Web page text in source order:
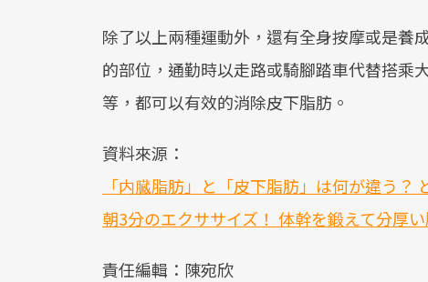
除了以上兩種運動外，還有全身按摩或是養
的部位，通勤時以走路或騎腳踏車代替搭乘
等，都可以有效的消除皮下脂肪。
資料來源：
「内臓脂肪」と「皮下脂肪」は何が違う？
朝3分のエクササイズ！ 体幹を鍛えて分厚い
責任編輯：陳宛欣